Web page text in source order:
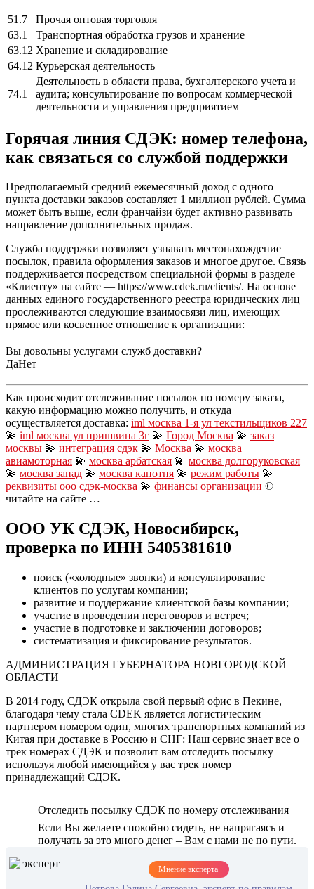
51.7
Прочая оптовая торговля
63.1
Транспортная обработка грузов и хранение
63.12 Хранение и складирование
64.12 Курьерская деятельность
74.1
Деятельность в области права, бухгалтерского учета и
аудита; консультирование по вопросам коммерческой
деятельности и управления предприятием
Горячая линия СДЭК: номер телефона,
как связаться со службой поддержки
Предполагаемый средний ежемесячный доход с одного
пункта доставки заказов составляет 1 миллион рублей. Сумма
может быть выше, если франчайзи будет активно развивать
направление дополнительных продаж.
Служба поддержки позволяет узнавать местонахождение
посылок, правила оформления заказов и многое другое. Связь
поддерживается посредством специальной формы в разделе
«Клиенту» на сайте — https://www.cdek.ru/clients/. На основе
данных единого государственного реестра юридических лиц
прослеживаются следующие взаимосвязи лиц, имеющих
прямое или косвенное отношение к организации:
Вы довольны услугами служб доставки?
ДаНет
Как происходит отслеживание посылок по номеру заказа,
какую информацию можно получить, и откуда
осуществляется доставка: iml москва 1-я ул текстильщиков 227
💫 iml москва ул пришвина 3г 💫 Город Москва 💫 заказ
москвы 💫 интеграция сдэк 💫 Москва 💫 москва
авиамоторная 💫 москва арбатская 💫 москва долгоруковская
💫 москва запад 💫 москва капотня 💫 режим работы 💫
реквизиты ооо сдэк-москва 💫 финансы организации ©
читайте на сайте …
ООО УК СДЭК, Новосибирск,
проверка по ИНН 5405381610
поиск («холодные» звонки) и консультирование
клиентов по услугам компании;
развитие и поддержание клиентской базы компании;
участие в проведении переговоров и встреч;
участие в подготовке и заключении договоров;
систематизация и фиксирование результатов.
АДМИНИСТРАЦИЯ ГУБЕРНАТОРА НОВГОРОДСКОЙ
ОБЛАСТИ
В 2014 году, СДЭК открыла свой первый офис в Пекине,
благодаря чему стала CDEK является логистическим
партнером номером один, многих транспортных компаний из
Китая при доставке в Россию и СНГ: Наш сервис знает все о
трек номерах СДЭК и позволит вам отследить посылку
используя любой имеющийся у вас трек номер
принадлежащий СДЭК.
Отследить посылку СДЭК по номеру отслеживания
Если Вы желаете спокойно сидеть, не напрягаясь и
получать за это много денег – Вам с нами не по пути.
Мнение эксперта